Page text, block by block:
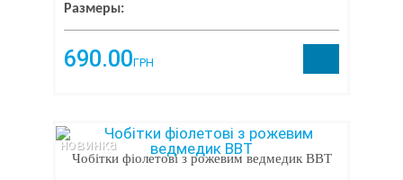
Размеры:
690.00ГРН
Чобітки фіолетові з рожевим ведмедик BBT
новинка